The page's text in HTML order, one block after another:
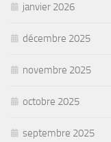
janvier 2026
décembre 2025
novembre 2025
octobre 2025
septembre 2025